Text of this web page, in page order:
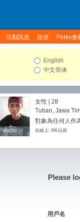
活動訊息 旅遊 Perks會
English
中文简体
pikno
pikno
女性 | 28
Tuban, Jawa
對象為任何人作
在線上: 6年以前
Please
用戶名